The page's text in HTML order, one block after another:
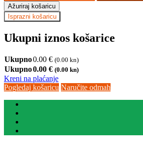
Ažuriraj košaricu
Isprazni košaricu
Ukupni iznos košarice
Ukupno0.00 € (0.00 kn)
Ukupno0.00 € (0.00 kn)
Kreni na plaćanje
Pogledaj košaricu Naručite odmah